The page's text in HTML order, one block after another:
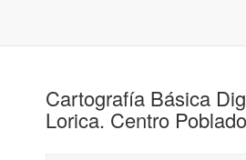
Cartografía Básica
Lorica. Centro